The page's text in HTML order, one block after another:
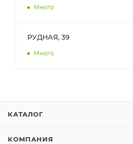
Много
РУДНАЯ, 39
Много
КАТАЛОГ
КОМПАНИЯ